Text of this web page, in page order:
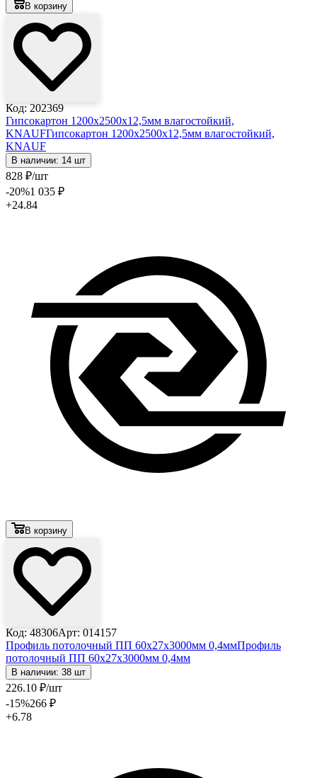
В корзину
Код: 202369
Гипсокартон 1200х2500х12,5мм влагостойкий,
KNAUFГипсокартон 1200х2500х12,5мм влагостойкий,
KNAUF
В наличии: 14 шт
828 ₽/шт
-20%1 035 ₽
+24.84
В корзину
Код: 48306Арт: 014157
Профиль потолочный ПП 60х27х3000мм 0,4ммПрофиль
потолочный ПП 60х27х3000мм 0,4мм
В наличии: 38 шт
226.10 ₽/шт
-15%266 ₽
+6.78